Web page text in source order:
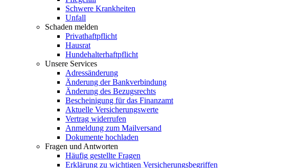
Schwere Krankheiten
Unfall
Schaden melden
Privathaftpflicht
Hausrat
Hundehalterhaftpflicht
Unsere Services
Adressänderung
Änderung der Bankverbindung
Änderung des Bezugsrechts
Bescheinigung für das Finanzamt
Aktuelle Versicherungswerte
Vertrag widerrufen
Anmeldung zum Mailversand
Dokumente hochladen
Fragen und Antworten
Häufig gestellte Fragen
Erklärung zu wichtigen Versicherungsbegriffen